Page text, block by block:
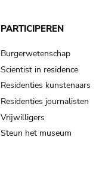
PARTICIPEREN
Burgerwetenschap
Scientist in residence
Residenties kunstenaars
Residenties journalisten
Vrijwilligers
Steun het museum